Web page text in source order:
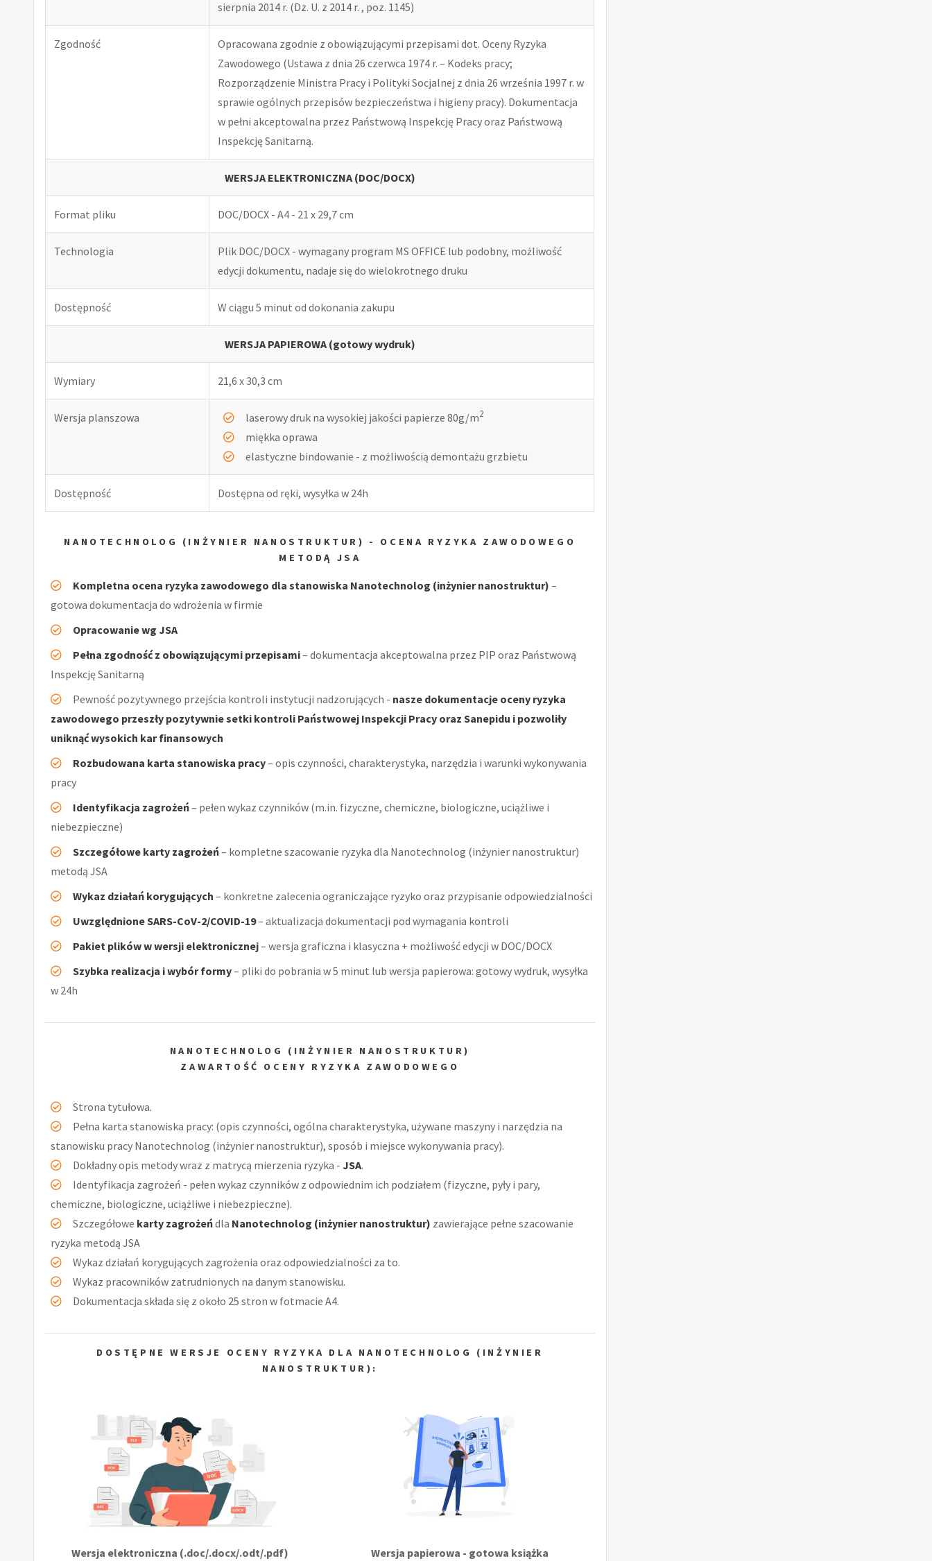
sierpnia 2014 r. (Dz. U. z 2014 r. , poz. 1145)
Zgodność
Opracowana zgodnie z obowiązującymi przepisami dot. Oceny Ryzyka
Zawodowego (Ustawa z dnia 26 czerwca 1974 r. – Kodeks pracy;
Rozporządzenie Ministra Pracy i Polityki Socjalnej z dnia 26 września 1997 r. w
sprawie ogólnych przepisów bezpieczeństwa i higieny pracy). Dokumentacja
w pełni akceptowalna przez Państwową Inspekcję Pracy oraz Państwową
Inspekcję Sanitarną.
WERSJA ELEKTRONICZNA (DOC/DOCX)
Format pliku DOC/DOCX - A4 - 21 x 29,7 cm
Technologia
Plik DOC/DOCX - wymagany program MS OFFICE lub podobny, możliwość
edycji dokumentu, nadaje się do wielokrotnego druku
Dostępność W ciągu 5 minut od dokonania zakupu
WERSJA PAPIEROWA (gotowy wydruk)
Wymiary 21,6 x 30,3 cm
Wersja planszowa laserowy druk na wysokiej jakości papierze 80g/m2
miękka oprawa
elastyczne bindowanie - z możliwością demontażu grzbietu
Dostępność Dostępna od ręki, wysyłka w 24h
NANOTECHNOLOG (INŻYNIER NANOSTRUKTUR) - OCENA RYZYKA ZAWODOWEGO
METODĄ JSA
Kompletna ocena ryzyka zawodowego dla stanowiska Nanotechnolog (inżynier nanostruktur) –
gotowa dokumentacja do wdrożenia w firmie
Opracowanie wg JSA
Pełna zgodność z obowiązującymi przepisami– dokumentacja akceptowalna przez PIP oraz Państwową
Inspekcję Sanitarną
Pewność pozytywnego przejścia kontroli instytucji nadzorujących - nasze dokumentacje oceny ryzyka
zawodowego przeszły pozytywnie setki kontroli Państwowej Inspekcji Pracy oraz Sanepidu i pozwoliły
uniknąć wysokich kar finansowych
Rozbudowana karta stanowiska pracy– opis czynności, charakterystyka, narzędzia i warunki wykonywania
pracy
Identyfikacja zagrożeń– pełen wykaz czynników (m.in. fizyczne, chemiczne, biologiczne, uciążliwe i
niebezpieczne)
Szczegółowe karty zagrożeń– kompletne szacowanie ryzyka dla Nanotechnolog (inżynier nanostruktur)
metodą JSA
Wykaz działań korygujących – konkretne zalecenia ograniczające ryzyko oraz przypisanie odpowiedzialności
Uwzględnione SARS-CoV-2/COVID-19– aktualizacja dokumentacji pod wymagania kontroli
Pakiet plików w wersji elektronicznej– wersja graficzna i klasyczna + możliwość edycji w DOC/DOCX
Szybka realizacja i wybór formy– pliki do pobrania w 5 minut lub wersja papierowa: gotowy wydruk, wysyłka
w 24h
NANOTECHNOLOG (INŻYNIER NANOSTRUKTUR)
ZAWARTOŚĆ OCENY RYZYKA ZAWODOWEGO
Strona tytułowa.
Pełna karta stanowiska pracy: (opis czynności, ogólna charakterystyka, używane maszyny i narzędzia na
stanowisku pracy Nanotechnolog (inżynier nanostruktur), sposób i miejsce wykonywania pracy).
Dokładny opis metody wraz z matrycą mierzenia ryzyka - JSA.
Identyfikacja zagrożeń - pełen wykaz czynników z odpowiednim ich podziałem (fizyczne, pyły i pary,
chemiczne, biologiczne, uciążliwe i niebezpieczne).
Szczegółowe karty zagrożeńdla Nanotechnolog (inżynier nanostruktur) zawierające pełne szacowanie
ryzyka metodą JSA
Wykaz działań korygujących zagrożenia oraz odpowiedzialności za to.
Wykaz pracowników zatrudnionych na danym stanowisku.
Dokumentacja składa się z około 25 stron w fotmacie A4.
DOSTĘPNE WERSJE OCENY RYZYKA DLA NANOTECHNOLOG (INŻYNIER
NANOSTRUKTUR):
Wersja elektroniczna (.doc/.docx/.odt/.pdf) Wersja papierowa - gotowa książka